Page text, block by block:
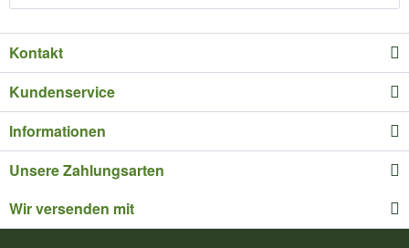
Kontakt
Kundenservice
Informationen
Unsere Zahlungsarten
Wir versenden mit